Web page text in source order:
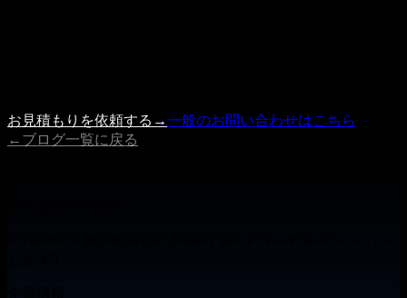
お見積もりを依頼する →一般のお問い合わせはこちら
← ブログ一覧に戻る